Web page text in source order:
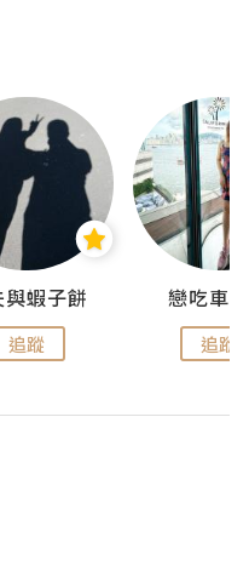
與蝦子餅
追蹤
戀吃車
追蹤